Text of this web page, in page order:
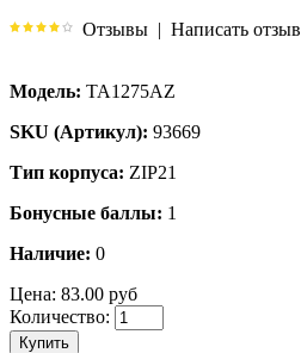
Отзывы | Написать отзыв
Модель: TA1275AZ
SKU (Артикул): 93669
Тип корпуса: ZIP21
Бонусные баллы: 1
Наличие: 0
Цена: 83.00 руб
Количество:
Купить